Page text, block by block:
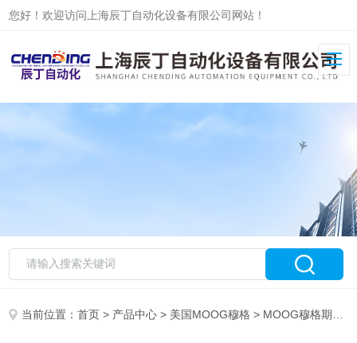
您好！欢迎访问上海辰丁自动化设备有限公司网站！
当前位置：首页 > 产品中心 > 美国MOOG穆格 > MOOG穆格期货系列伺服阀